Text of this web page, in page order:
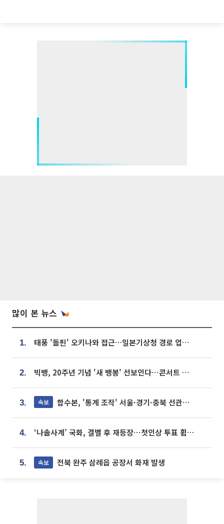
많이 본 뉴스
1. 태풍 '돌핀' 오키나와 접근…일본기상청 경로 업데이트
2. 빅뱅, 20주년 기념 '새 뱅봉' 선보인다⋯콘서트 앞두고 팝업 개최
3. 속보 합수본, '통계 조작' 서울·경기·충북 선관위 등 추가 압수수색
4. ‘나솔사계’ 국화, 결별 후 재등장⋯첫인상 투표 휩쓸고 ‘인기녀’ 등극
5. 속보 전북 완주 삼례읍 공장서 화재 발생